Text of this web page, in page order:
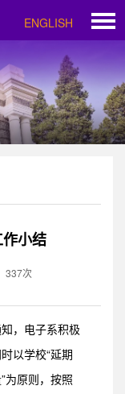
ENGLISH
小结
337次
，电子系积极
以学校“延期
为原则，按照